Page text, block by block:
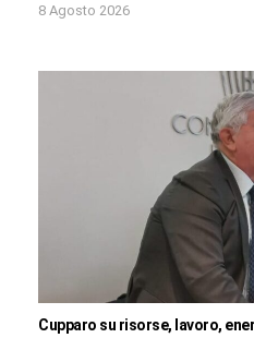
8 Agosto 2026
Cupparo su risorse, lavoro,